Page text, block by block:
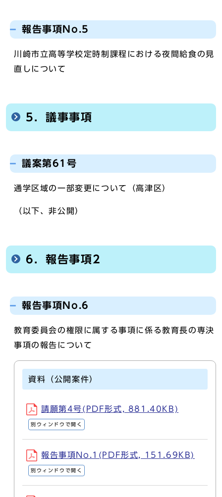
報告事項No.5
川崎市立高等学校定時制課程における夜間給食の見
直しについて
5．議事事項
議案第61号
通学区域の一部変更について（高津区）
（以下、非公開）
6．報告事項2
報告事項No.6
教育委員会の権限に属する事項に係る教育長の専決
事項の報告について
資料（公開案件）
請願第4号(PDF形式, 881.40KB)
別ウィンドウで開く
報告事項No.1(PDF形式, 151.69KB)
別ウィンドウで開く